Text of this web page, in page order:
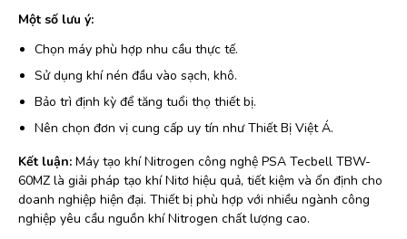
Một số lưu ý:
Chọn máy phù hợp nhu cầu thực tế.
Sử dụng khí nén đầu vào sạch, khô.
Bảo trì định kỳ để tăng tuổi thọ thiết bị.
Nên chọn đơn vị cung cấp uy tín như Thiết Bị Việt Á.
Kết luận: Máy tạo khí Nitrogen công nghệ PSA Tecbell TBW-
60MZ là giải pháp tạo khí Nitơ hiệu quả, tiết kiệm và ổn định cho
doanh nghiệp hiện đại. Thiết bị phù hợp với nhiều ngành công
nghiệp yêu cầu nguồn khí Nitrogen chất lượng cao.